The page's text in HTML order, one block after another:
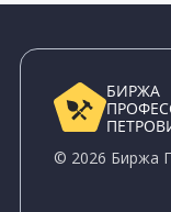
БИРЖА
© 2026 Биржа